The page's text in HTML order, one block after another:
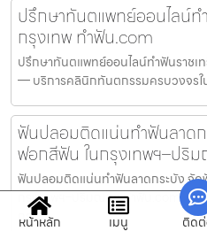
ปรึกษาทันตแพทย์ออนไลน์ท
กรุงเทพ ทำฟัน.com
ปรึกษาทันตแพทย์ออนไลน์ทำฟันราช
— บริการคลินิกทันตกรรมครบวงจร
ฟันปลอมติดแน่นทำฟันลาด
ฟอกสีฟัน ในกรุงเทพฯ–ปริ
ฟันปลอมติดแน่นทำฟันลาดกระบัง จัด
กรุงเทพฯ–ปริมณฑล ทำฟัน.com —
กรุ
หน้าหลัก เมนู ติด